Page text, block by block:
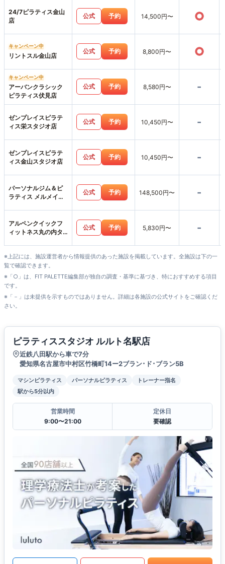
24/7ピラティス金山
店
公式 予約 14,500円〜 ○
キャンペーン中
リントスル金山店
公式 予約 8,800円〜 ○
キャンペーン中
アーバンクラシック
ピラティス伏見店
公式 予約 8,580円〜 -
ゼンプレイスピラテ
ィス栄スタジオ店
公式 予約 10,450円〜 -
ゼンプレイスピラテ
ィス金山スタジオ店
公式 予約 10,450円〜 -
パーソナルジム＆ピ
ラティス メルメイク
公式 予約 148,500円〜 -
アルペンクイックフ
ィットネス丸の内タ
公式 予約 5,830円〜 -
※上記には、施設運営者から情報提供のあった施設を掲載しています。全施設は下の一
覧で確認できます。
※「○」は、FIT PALETTE編集部が独自の調査・基準に基づき、特におすすめする項目
です。
※「－」は未提供を示すものではありません。詳細は各施設の公式サイトをご確認くだ
さい。
ピラティススタジオ ルルト名駅店
近鉄八田駅から車で7分
愛知県名古屋市中村区竹橋町14ー2ブラン･ド･ブラン5B
マシンピラティス パーソナルピラティス
トレーナー指名
駅から5分以内
営業時間
9:00〜21:00
定休日
要確認